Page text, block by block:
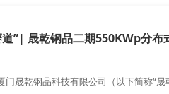
道”| 晟乾钢品二期550KWp分布
门晟乾钢品科技有限公司（以下简称“